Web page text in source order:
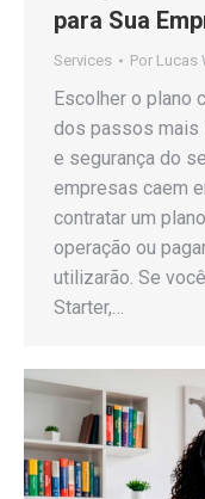
para Sua
Services Por Lucas
Escolher o plano
dos passos mais
e segurança do
empresas caem
contratar um
operação ou
utilizarão. Se
Starter,…